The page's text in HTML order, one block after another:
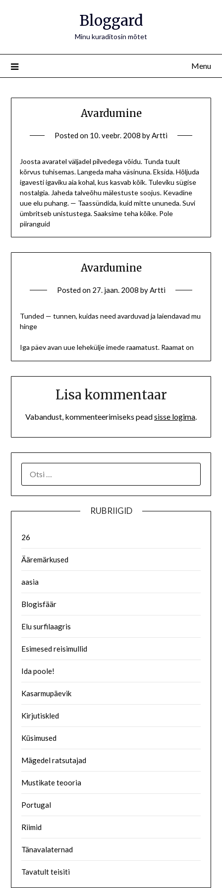
Bloggard
Minu kuraditosin mõtet
Menu
Avardumine
Posted on 10. veebr. 2008 byArtti
Joosta avaratel väljadel pilvedega võidu. Tunda tuult
kõrvus tuhisemas. Langeda maha väsinuna. Eksida. Hõljuda
igavesti igaviku aia kohal, kus kasvab kõik. Tuleviku sügise
nostalgia. Jaheda talveõhu mälestuste soojus. Kevadine
uue elu puhang. — Taassündida, kuid mitte ununeda. Suvi
ümbritseb unistustega. Saaksime teha kõike. Pole
piiranguid
Avardumine
Posted on 27. jaan. 2008 byArtti
Tunded — tunnen, kuidas need avarduvad ja laiendavad mu
hinge
Iga päev avan uue lehekülje imede raamatust. Raamat on
Lisa kommentaar
Vabandust, kommenteerimiseks peadsisse logima
RUBRIIGID
26
Ääremärkused
aasia
Blogisfäär
Elu surfilaagris
Esimesed reisimullid
Ida poole!
Kasarmupäevik
Kirjutiskled
Küsimused
Mägedel ratsutajad
Mustikate teooria
Portugal
Riimid
Tänavalaternad
Tavatult teisiti